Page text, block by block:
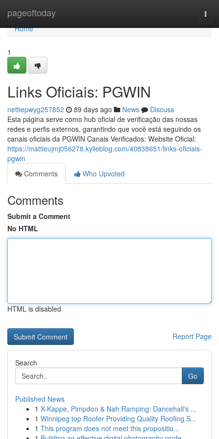
pageoftoday
Home
Home
1
Links Oficiais: PGWIN
nettiepwyg257852 89 days ago News
Discuss
Esta página serve como hub oficial de verificação das nossas
redes e perfis externos, garantindo que você está seguindo os
canais oficiais da PGWIN Canais Verificados: Website Oficial:
https://mattieujmj056278.kylieblog.com/40838651/links-oficiais-
pgwin
Comments
Who Upvoted
Comments
Submit a Comment
No HTML
HTML is disabled
Report Page
Search
Go
Published News
1 X-Kappe, Pimpdon & Nah Ramping: Dancehall's ...
1 Winnipeg top Roofer Providing Quality Roofing S...
1 This program does not meet this propositio...